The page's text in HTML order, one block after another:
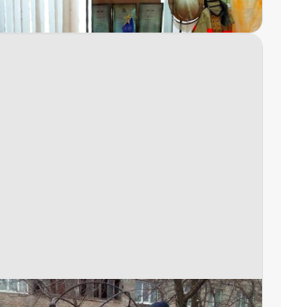
управленец, и технолог,